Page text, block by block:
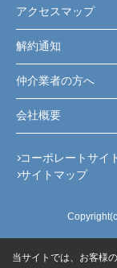
アクセスマップ
解約通知
仲介業者の方へ
会社概要
コーポレートサイ
サイトマップ
当サイトでは、お客様